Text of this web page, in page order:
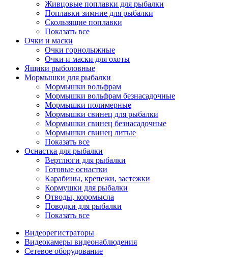
Живцовые поплавки для рыбалки
Поплавки зимние для рыбалки
Скользящие поплавки
Показать все
Очки и маски
Очки горнолыжные
Очки и маски для охоты
Ящики рыболовные
Мормышки для рыбалки
Мормышки вольфрам
Мормышки вольфрам безнасадочные
Мормышки полимерные
Мормышки свинец для рыбалки
Мормышки свинец безнасадочные
Мормышки свинец литые
Показать все
Оснастка для рыбалки
Вертлюги для рыбалки
Готовые оснастки
Карабины, крепежи, застежки
Кормушки для рыбалки
Отводы, коромысла
Поводки для рыбалки
Показать все
Видеорегистраторы
Видеокамеры видеонаблюдения
Сетевое оборудование